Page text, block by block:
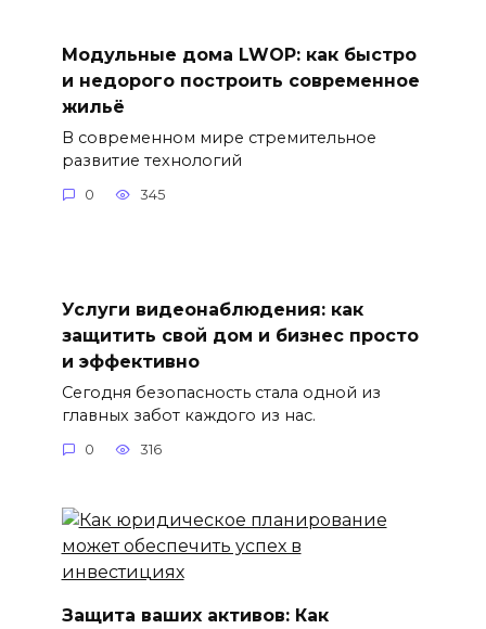
Модульные дома LWOP: как быстро
и недорого построить современное
жильё
В современном мире стремительное
развитие технологий
0 345
Услуги видеонаблюдения: как
защитить свой дом и бизнес просто
и эффективно
Сегодня безопасность стала одной из
главных забот каждого из нас.
0 316
Защита ваших активов: Как